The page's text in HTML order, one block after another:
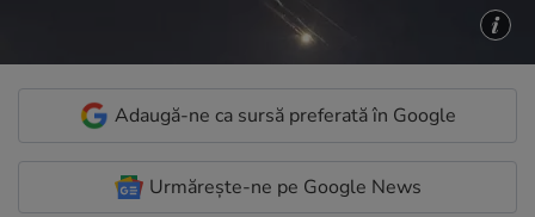
Adaugă-ne ca sursă preferată în Google
Urmărește-ne pe Google News